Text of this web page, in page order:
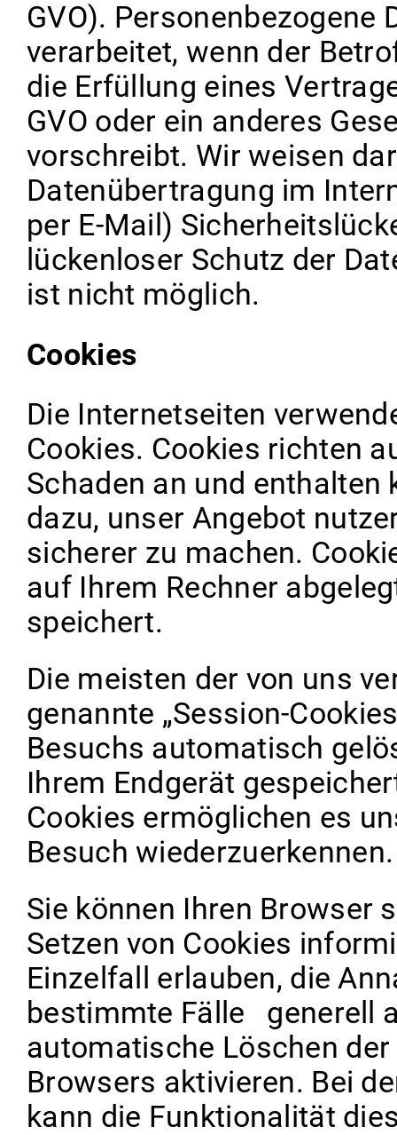
GVO). Personenbezogene
verarbeitet, wenn der
die Erfüllung eines
GVO oder ein anderes
vorschreibt. Wir weisen
Datenübertragung im
per E-Mail)
lückenloser Schutz der
ist nicht möglich.
Cookies
Die Internetseiten
Cookies. Cookies richten
Schaden an und enthalten
dazu, unser Angebot
sicherer zu machen.
auf Ihrem Rechner
speichert.
Die meisten der von uns
genannte „Session-
Besuchs automatisch
Ihrem Endgerät
Cookies ermöglichen es
Besuch wiederzuerkennen.
Sie können Ihren Browser
Setzen von Cookies
Einzelfall erlauben, die
bestimmte Fälle generell
automatische Löschen
Browsers aktivieren. Bei
kann die Funktionalität